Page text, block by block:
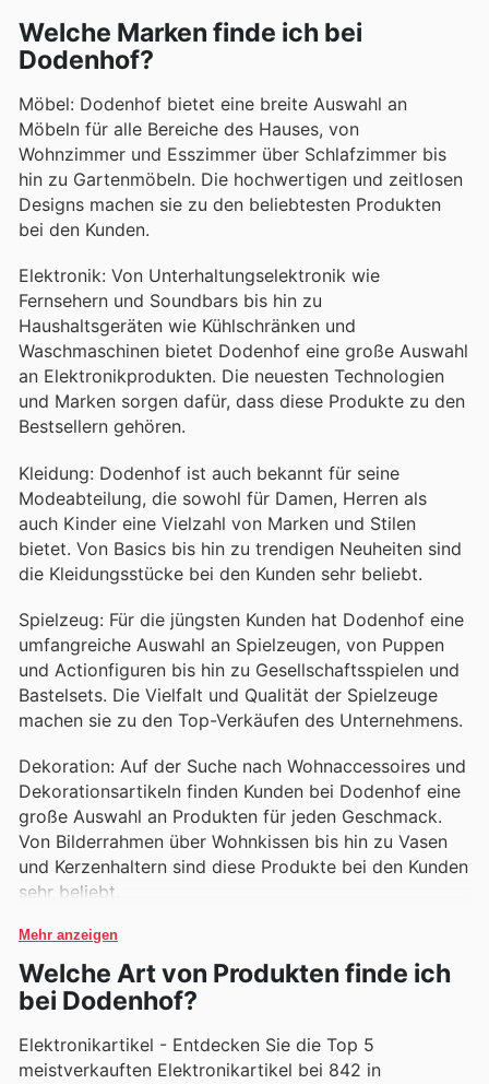
Welche Marken finde ich bei
Dodenhof?
Möbel: Dodenhof bietet eine breite Auswahl an
Möbeln für alle Bereiche des Hauses, von
Wohnzimmer und Esszimmer über Schlafzimmer bis
hin zu Gartenmöbeln. Die hochwertigen und zeitlosen
Designs machen sie zu den beliebtesten Produkten
bei den Kunden.
Elektronik: Von Unterhaltungselektronik wie
Fernsehern und Soundbars bis hin zu
Haushaltsgeräten wie Kühlschränken und
Waschmaschinen bietet Dodenhof eine große Auswahl
an Elektronikprodukten. Die neuesten Technologien
und Marken sorgen dafür, dass diese Produkte zu den
Bestsellern gehören.
Kleidung: Dodenhof ist auch bekannt für seine
Modeabteilung, die sowohl für Damen, Herren als
auch Kinder eine Vielzahl von Marken und Stilen
bietet. Von Basics bis hin zu trendigen Neuheiten sind
die Kleidungsstücke bei den Kunden sehr beliebt.
Spielzeug: Für die jüngsten Kunden hat Dodenhof eine
umfangreiche Auswahl an Spielzeugen, von Puppen
und Actionfiguren bis hin zu Gesellschaftsspielen und
Bastelsets. Die Vielfalt und Qualität der Spielzeuge
machen sie zu den Top-Verkäufen des Unternehmens.
Dekoration: Auf der Suche nach Wohnaccessoires und
Dekorationsartikeln finden Kunden bei Dodenhof eine
große Auswahl an Produkten für jeden Geschmack.
Von Bilderrahmen über Wohnkissen bis hin zu Vasen
und Kerzenhaltern sind diese Produkte bei den Kunden
sehr beliebt.
Mehr anzeigen
Welche Art von Produkten finde ich
bei Dodenhof?
Elektronikartikel - Entdecken Sie die Top 5
meistverkauften Elektronikartikel bei 842 in